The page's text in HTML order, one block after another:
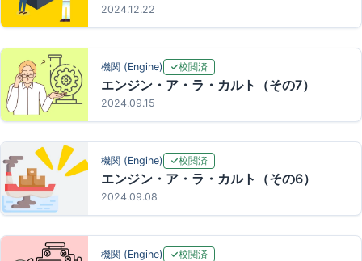
2024.12.22
機関 (Engine) 校閲済
エンジン・ア・ラ・カルト（その7）
2024.09.15
機関 (Engine) 校閲済
エンジン・ア・ラ・カルト（その6）
2024.09.08
機関 (Engine) 校閲済